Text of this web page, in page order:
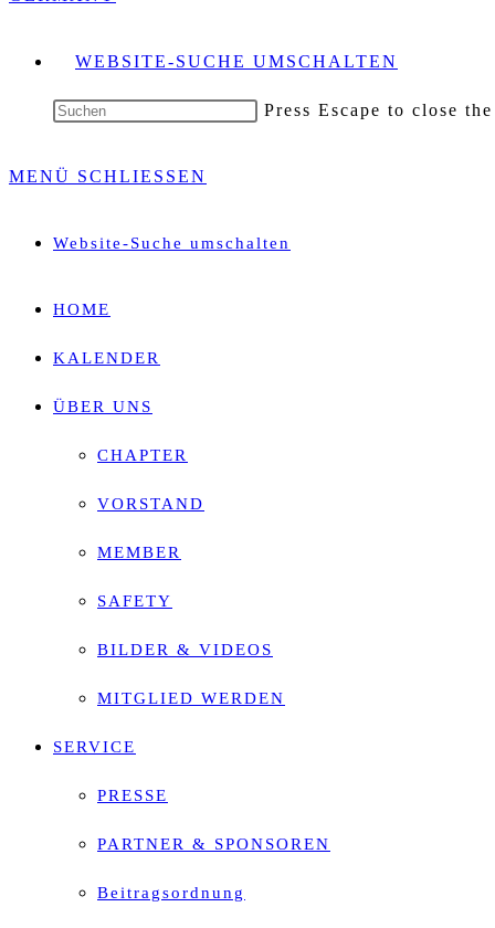
WEBSITE-SUCHE UMSCHALTEN
Press Escape to close
MENÜ SCHLIESSEN
Website-Suche umschalten
HOME
KALENDER
ÜBER UNS
CHAPTER
VORSTAND
MEMBER
SAFETY
BILDER & VIDEOS
MITGLIED WERDEN
SERVICE
PRESSE
PARTNER & SPONSOREN
Beitragsordnung